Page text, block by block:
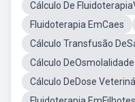
Cálculo De
Fluidoterapia EmCaes
Cálculo Transfusão
Cálculo
Cálculo DeDose